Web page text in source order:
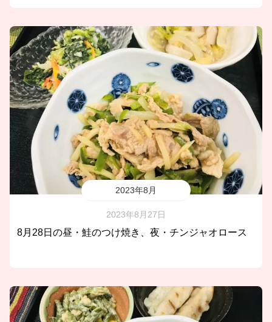
2023年8月
2023年8月27日
8月28日の昼・鮭のつけ焼き、夜・チンジャオロース